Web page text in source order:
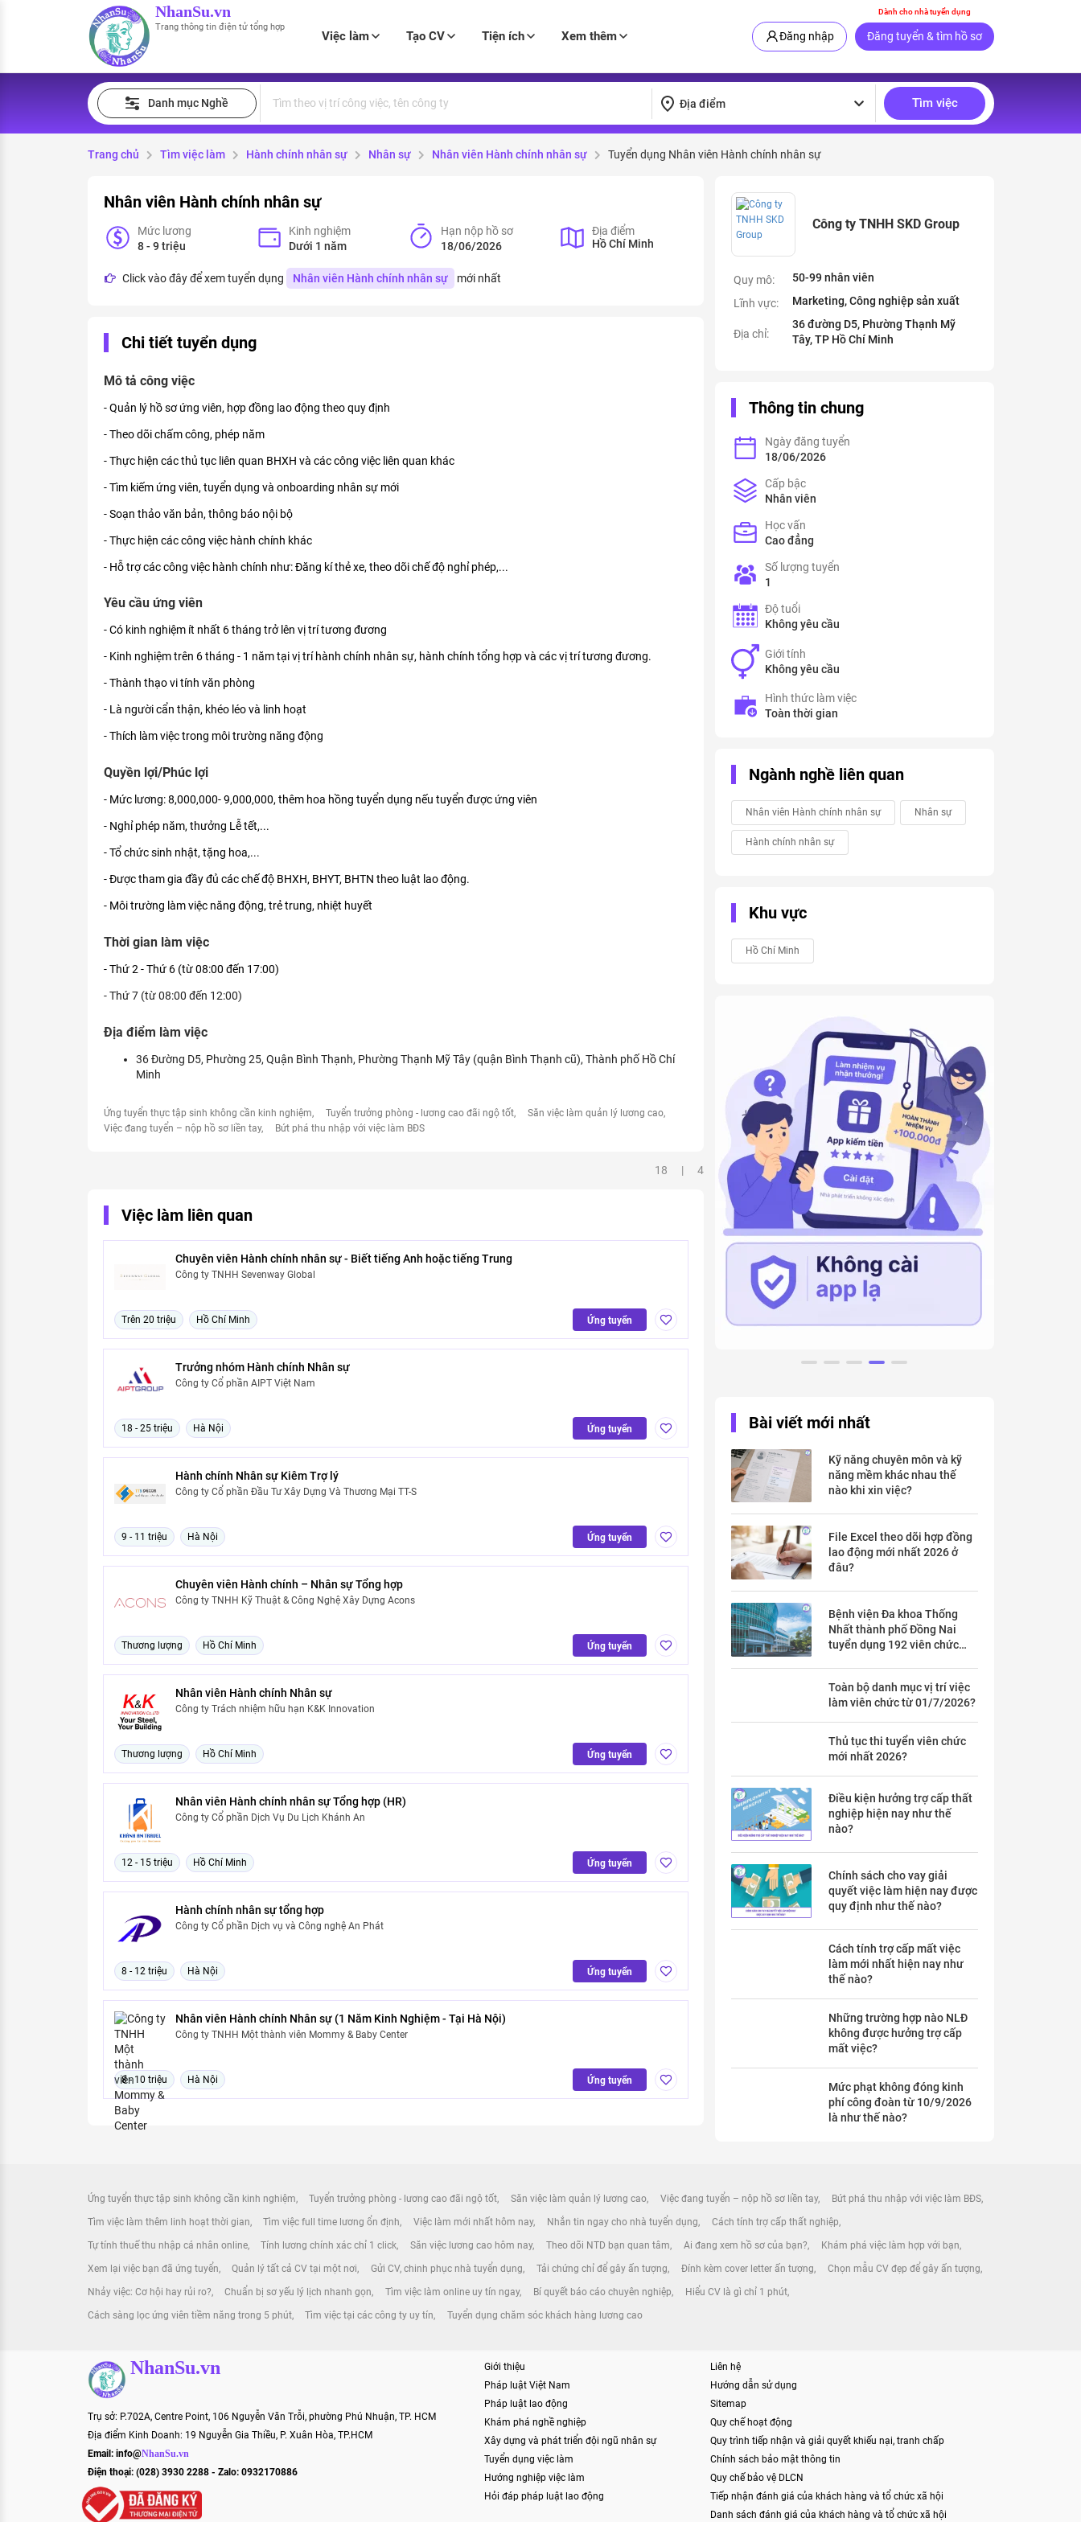
Dành cho nhà tuyển dụng
NhanSu.vn
Trang thông tin điện tử tổng hợp
Việc làm Tạo CV Tiện ích Xem thêm Đăng nhập Đăng tuyển & tìm hồ sơ
Tìm việc làm
Việc làm tốt nhất
Danh sách nhà tuyển dụng
Quản lý CV
MẪU CV THEO STYLE
Mẫu CV đơn giản
Mẫu CV hiện đại
Tính lương Gross - Net
PHÁP LUẬT VIỆT NAM
Văn bản pháp luật
Lao động và tiền lương
Bảo hiểm và phúc lợi
Thuế thu nhập
Chính sách lao động
KHÁM PHÁ NGHỀ NGHIỆP
Tử vi nghề nghiệp
Kỹ năng nghề nghiệp
HƯỚNG NGHIỆP VIỆC LÀM
Đặc trưng từng nghề
TUYỂN DỤNG VIỆC LÀM
Danh mục Nghề Địa điểm Tìm việc
Trang chủ Tìm việc làm Hành chính nhân sự Nhân sự Nhân viên Hành chính nhân sự Tuyển dụng Nhân viên Hành chính nhân sự
Nhân viên Hành chính nhân sự
Mức lương
8 - 9 triệu
Kinh nghiệm
Dưới 1 năm
Hạn nộp hồ sơ
18/06/2026
Địa điểm
Hồ Chí Minh
Click vào đây để xem tuyển dụng Nhân viên Hành chính nhân sự mới nhất
Chi tiết tuyển dụng
Mô tả công việc
- Quản lý hồ sơ ứng viên, hợp đồng lao động theo quy định
- Theo dõi chấm công, phép năm
- Thực hiện các thủ tục liên quan BHXH và các công việc liên quan khác
- Tìm kiếm ứng viên, tuyển dụng và onboarding nhân sự mới
- Soạn thảo văn bản, thông báo nội bộ
- Thực hiện các công việc hành chính khác
- Hỗ trợ các công việc hành chính như: Đăng kí thẻ xe, theo dõi chế độ nghỉ phép,...
Yêu cầu ứng viên
- Có kinh nghiệm ít nhất 6 tháng trở lên vị trí tương đương
- Kinh nghiệm trên 6 tháng - 1 năm tại vị trí hành chính nhân sự, hành chính tổng hợp và các vị trí tương đương.
- Thành thạo vi tính văn phòng
- Là người cẩn thận, khéo léo và linh hoạt
- Thích làm việc trong môi trường năng động
Quyền lợi/Phúc lợi
- Mức lương: 8,000,000- 9,000,000, thêm hoa hồng tuyển dụng nếu tuyển được ứng viên
- Nghỉ phép năm, thưởng Lễ tết,...
- Tổ chức sinh nhật, tặng hoa,...
- Được tham gia đầy đủ các chế độ BHXH, BHYT, BHTN theo luật lao động.
- Môi trường làm việc năng động, trẻ trung, nhiệt huyết
Thời gian làm việc
- Thứ 2 - Thứ 6 (từ 08:00 đến 17:00)
- Thứ 7 (từ 08:00 đến 12:00)
Địa điểm làm việc
36 Đường D5, Phường 25, Quận Bình Thạnh, Phường Thạnh Mỹ Tây (quận Bình Thạnh cũ), Thành phố Hồ Chí
Minh
Ứng tuyển thực tập sinh không cần kinh nghiệm Tuyển trưởng phòng - lương cao đãi ngộ tốt
Săn việc làm quản lý lương cao
Việc đang tuyển – nộp hồ sơ liền tay
Bứt phá thu nhập với việc làm BĐS
18 | 4
Việc làm liên quan
Chuyên viên Hành chính nhân sự - Biết tiếng Anh hoặc tiếng Trung
Công ty TNHH Sevenway Global
Trên 20 triệu Hồ Chí Minh Ứng tuyển
Trưởng nhóm Hành chính Nhân sự
Công ty Cổ phần AIPT Việt Nam
18 - 25 triệu Hà Nội Ứng tuyển
Hành chính Nhân sự Kiêm Trợ lý
Công ty Cổ phần Đầu Tư Xây Dựng Và Thương Mại TT-S
9 - 11 triệu Hà Nội Ứng tuyển
Chuyên viên Hành chính – Nhân sự Tổng hợp
Công ty TNHH Kỹ Thuật & Công Nghệ Xây Dựng Acons
Thương lượng Hồ Chí Minh Ứng tuyển
Nhân viên Hành chính Nhân sự
Công ty Trách nhiệm hữu hạn K&K Innovation
Thương lượng Hồ Chí Minh Ứng tuyển
Nhân viên Hành chính nhân sự Tổng hợp (HR)
Công ty Cổ phần Dịch Vụ Du Lịch Khánh An
12 - 15 triệu Hồ Chí Minh Ứng tuyển
Hành chính nhân sự tổng hợp
Công ty Cổ phần Dịch vụ và Công nghệ An Phát
8 - 12 triệu Hà Nội Ứng tuyển
Nhân viên Hành chính Nhân sự (1 Năm Kinh Nghiệm - Tại Hà Nội)
Công ty TNHH Một thành viên Mommy & Baby Center
8 - 10 triệu Hà Nội Ứng tuyển
Công ty TNHH SKD Group
Quy mô:
50-99 nhân viên
Lĩnh vực:
Marketing, Công nghiệp sản xuất
Địa chỉ:
36 đường D5, Phường Thạnh Mỹ
Tây, TP Hồ Chí Minh
Thông tin chung
Ngày đăng tuyển
18/06/2026
Cấp bậc
Nhân viên
Học vấn
Cao đẳng
Số lượng tuyển
1
Độ tuổi
Không yêu cầu
Giới tính
Không yêu cầu
Hình thức làm việc
Toàn thời gian
Ngành nghề liên quan
Nhân viên Hành chính nhân sự Nhân sự
Hành chính nhân sự
Khu vực
Hồ Chí Minh
Bài viết mới nhất
Kỹ năng chuyên môn và kỹ
năng mềm khác nhau thế
nào khi xin việc?
File Excel theo dõi hợp đồng
lao động mới nhất 2026 ở
đâu?
Bệnh viện Đa khoa Thống
Nhất thành phố Đồng Nai
tuyển dụng 192 viên chức
Toàn bộ danh mục vị trí việc
làm viên chức từ 01/7/2026?
Thủ tục thi tuyển viên chức
mới nhất 2026?
Điều kiện hưởng trợ cấp thất
nghiệp hiện nay như thế
nào?
Chính sách cho vay giải
quyết việc làm hiện nay được
quy định như thế nào?
Cách tính trợ cấp mất việc
làm mới nhất hiện nay như
thế nào?
Những trường hợp nào NLĐ
không được hưởng trợ cấp
mất việc?
Mức phạt không đóng kinh
phí công đoàn từ 10/9/2026
là như thế nào?
Ứng tuyển thực tập sinh không cần kinh nghiệm Tuyển trưởng phòng - lương cao đãi ngộ tốt Săn việc làm quản lý lương cao Việc đang tuyển – nộp hồ sơ liền tay Bứt phá thu nhập với việc làm BĐS
Tìm việc làm thêm linh hoạt thời gian Tìm việc full time lương ổn định Việc làm mới nhất hôm nay Nhắn tin ngay cho nhà tuyển dụng Cách tính trợ cấp thất nghiệp
Tự tính thuế thu nhập cá nhân online Tính lương chính xác chỉ 1 click Săn việc lương cao hôm nay Theo dõi NTD bạn quan tâm Ai đang xem hồ sơ của bạn? Khám phá việc làm hợp với bạn
Xem lại việc bạn đã ứng tuyển Quản lý tất cả CV tại một nơi Gửi CV, chinh phục nhà tuyển dụng Tải chứng chỉ để gây ấn tượng Đính kèm cover letter ấn tượng Chọn mẫu CV đẹp để gây ấn tượng
Nhảy việc: Cơ hội hay rủi ro? Chuẩn bị sơ yếu lý lịch nhanh gọn Tìm việc làm online uy tín ngay Bí quyết báo cáo chuyên nghiệp Hiểu CV là gì chỉ 1 phút
Cách sàng lọc ứng viên tiềm năng trong 5 phút Tìm việc tại các công ty uy tín Tuyển dụng chăm sóc khách hàng lương cao
NhanSu.vn
Trụ sở: P.702A, Centre Point, 106 Nguyễn Văn Trỗi, phường Phú Nhuận, TP. HCM
Địa điểm Kinh Doanh: 19 Nguyễn Gia Thiều, P. Xuân Hòa, TP.HCM
Email: info@NhanSu.vn
Điện thoại: (028) 3930 2288 - Zalo: 0932170886
Giới thiệu
Pháp luật Việt Nam
Pháp luật lao động
Khám phá nghề nghiệp
Xây dựng và phát triển đội ngũ nhân sự
Tuyển dụng việc làm
Hướng nghiệp việc làm
Hỏi đáp pháp luật lao động
Liên hệ
Hướng dẫn sử dụng
Sitemap
Quy chế hoạt động
Quy trình tiếp nhận và giải quyết khiếu nại, tranh chấp
Chính sách bảo mật thông tin
Quy chế bảo vệ DLCN
Tiếp nhận đánh giá của khách hàng và tổ chức xã hội
Danh sách đánh giá của khách hàng và tổ chức xã hội